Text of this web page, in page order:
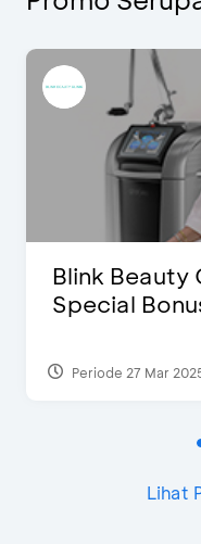
Blink Beauty
Special
Periode 27 Mar
Lihat